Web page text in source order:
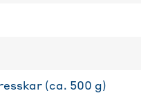
(ca. 500 g)